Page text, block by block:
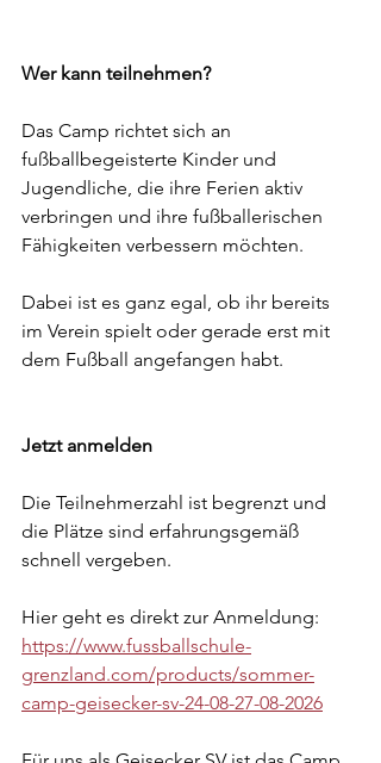
Wer kann teilnehmen?
Das Camp richtet sich an
fußballbegeisterte Kinder und
Jugendliche, die ihre Ferien aktiv
verbringen und ihre fußballerischen
Fähigkeiten verbessern möchten.
Dabei ist es ganz egal, ob ihr bereits
im Verein spielt oder gerade erst mit
dem Fußball angefangen habt.
Jetzt anmelden
Die Teilnehmerzahl ist begrenzt und
die Plätze sind erfahrungsgemäß
schnell vergeben.
Hier geht es direkt zur Anmeldung:
https://www.fussballschule-
grenzland.com/products/sommer-
camp-geisecker-sv-24-08-27-08-2026